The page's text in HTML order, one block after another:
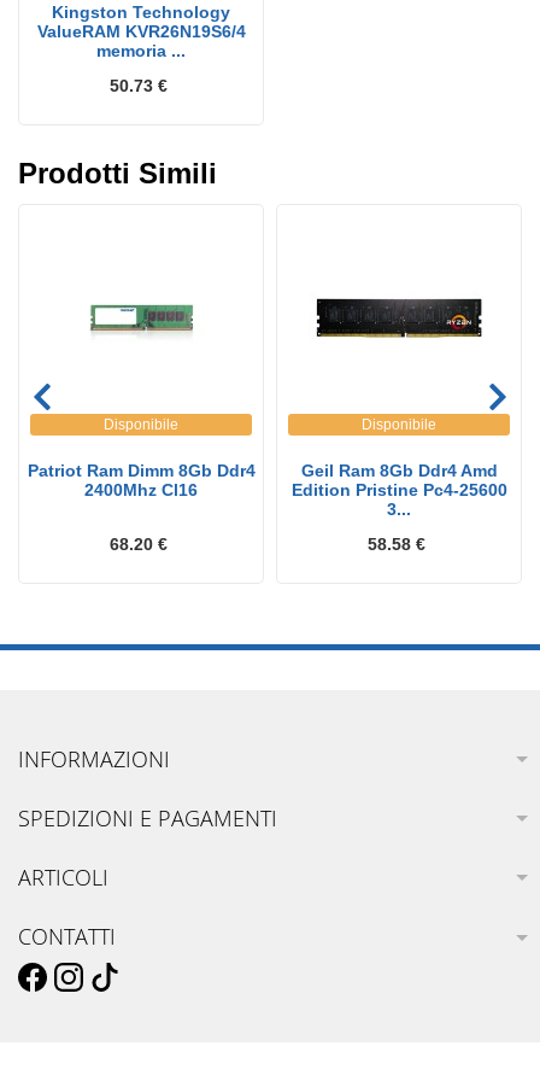
Kingston Technology
ValueRAM KVR26N19S6/4
memoria ...
50.73 €
Prodotti Simili
Disponibile
Patriot Ram Dimm 8Gb Ddr4
2400Mhz Cl16
68.20 €
Disponibile
Geil Ram 8Gb Ddr4 Amd
Edition Pristine Pc4-25600
3...
58.58 €
INFORMAZIONI
SPEDIZIONI E PAGAMENTI
ARTICOLI
CONTATTI